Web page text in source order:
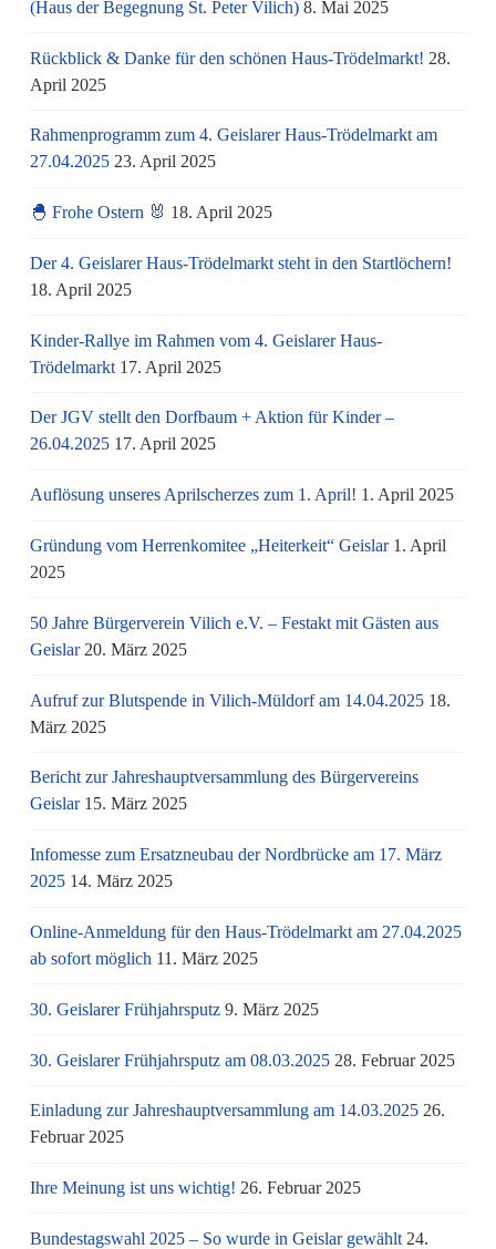
(Haus der Begegnung St. Peter Vilich) 8. Mai 2025
Rückblick & Danke für den schönen Haus-Trödelmarkt! 28.
April 2025
Rahmenprogramm zum 4. Geislarer Haus-Trödelmarkt am
27.04.2025 23. April 2025
🐣 Frohe Ostern 🐰 18. April 2025
Der 4. Geislarer Haus-Trödelmarkt steht in den Startlöchern!
18. April 2025
Kinder-Rallye im Rahmen vom 4. Geislarer Haus-
Trödelmarkt 17. April 2025
Der JGV stellt den Dorfbaum + Aktion für Kinder –
26.04.2025 17. April 2025
Auflösung unseres Aprilscherzes zum 1. April! 1. April 2025
Gründung vom Herrenkomitee „Heiterkeit“ Geislar 1. April
2025
50 Jahre Bürgerverein Vilich e.V. – Festakt mit Gästen aus
Geislar 20. März 2025
Aufruf zur Blutspende in Vilich-Müldorf am 14.04.2025 18.
März 2025
Bericht zur Jahreshauptversammlung des Bürgervereins
Geislar 15. März 2025
Infomesse zum Ersatzneubau der Nordbrücke am 17. März
2025 14. März 2025
Online-Anmeldung für den Haus-Trödelmarkt am 27.04.2025
ab sofort möglich 11. März 2025
30. Geislarer Frühjahrsputz 9. März 2025
30. Geislarer Frühjahrsputz am 08.03.2025 28. Februar 2025
Einladung zur Jahreshauptversammlung am 14.03.2025 26.
Februar 2025
Ihre Meinung ist uns wichtig! 26. Februar 2025
Bundestagswahl 2025 – So wurde in Geislar gewählt 24.